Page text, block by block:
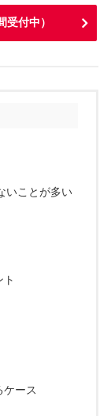
付中）
いことが多い
ケース